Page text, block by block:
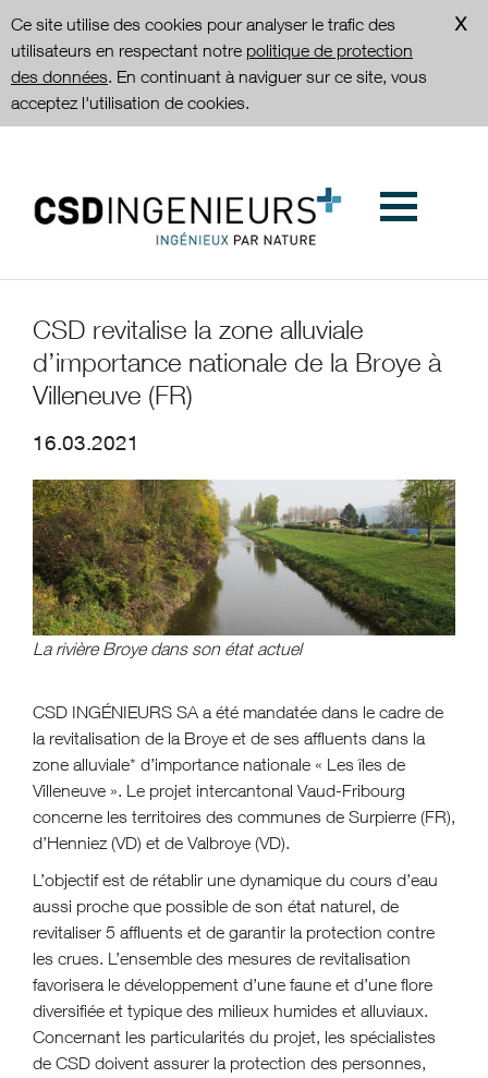
Ce site utilise des cookies pour analyser le trafic des
utilisateurs en respectant notre politique de protection
des données. En continuant à naviguer sur ce site, vous
acceptez l'utilisation de cookies.
CSD revitalise la zone alluviale
d’importance nationale de la Broye à
Villeneuve (FR)
16.03.2021
La rivière Broye dans son état actuel
CSD INGÉNIEURS SA a été mandatée dans le cadre de
la revitalisation de la Broye et de ses affluents dans la
zone alluviale* d’importance nationale « Les îles de
Villeneuve ». Le projet intercantonal Vaud-Fribourg
concerne les territoires des communes de Surpierre (FR),
d’Henniez (VD) et de Valbroye (VD).
L’objectif est de rétablir une dynamique du cours d’eau
aussi proche que possible de son état naturel, de
revitaliser 5 affluents et de garantir la protection contre
les crues. L’ensemble des mesures de revitalisation
favorisera le développement d’une faune et d’une flore
diversifiée et typique des milieux humides et alluviaux.
Concernant les particularités du projet, les spécialistes
de CSD doivent assurer la protection des personnes,